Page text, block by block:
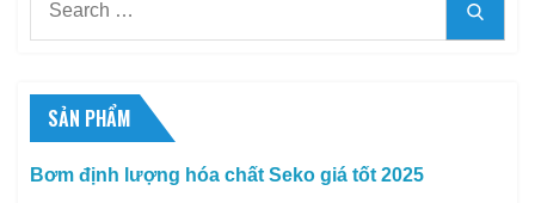
SẢN PHẨM
Bơm định lượng hóa chất Seko giá tốt 2025